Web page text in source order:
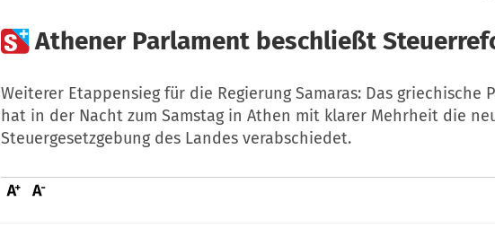
Athener Parlament beschließt
Weiterer Etappensieg für die Regierung Samaras: Das griechische
hat in der Nacht zum Samstag in Athen mit klarer Mehrheit die
Steuergesetzgebung des Landes verabschiedet.